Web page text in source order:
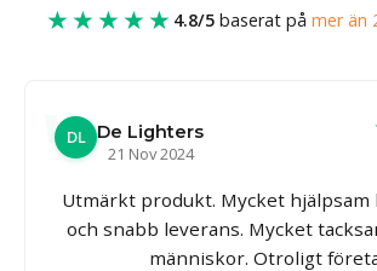
★★★★★ 4.8/5baserat på mer än
DL De Lighters
21 Nov 2024
Utmärkt produkt. Mycket hjälpsam
och snabb leverans. Mycket
människor. Otroligt